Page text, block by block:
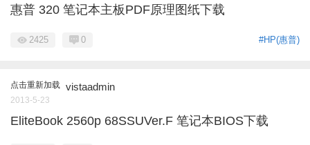
惠普 320 笔记本主板PDF原理图纸下载
#HP(惠普)
2425 0
点击重新加载 vistaadmin
2013-5-23
EliteBook 2560p 68SSUVer.F 笔记本BIOS下载